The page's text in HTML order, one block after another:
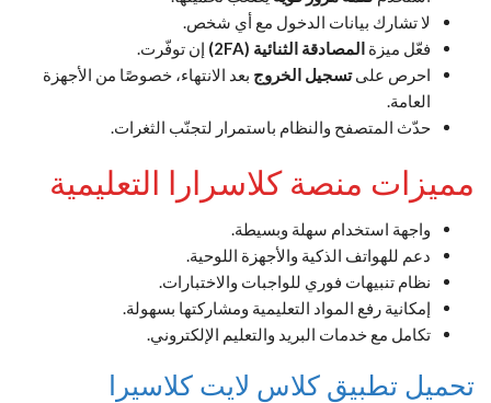
لا تشارك بيانات الدخول مع أي شخص.
فعّل ميزة المصادقة الثنائية (2FA)
إن توفّرت.
احرص علىتسجيل الخروج بعد الانتهاء، خصوصًا من الأجهزة
العامة.
حدّث المتصفح والنظام باستمرار لتجنّب الثغرات.
مميزات منصة كلاسرارا التعليمية
واجهة استخدام سهلة وبسيطة.
دعم للهواتف الذكية والأجهزة اللوحية.
نظام تنبيهات فوري للواجبات والاختبارات.
إمكانية رفع المواد التعليمية ومشاركتها بسهولة.
تكامل مع خدمات البريد والتعليم الإلكتروني.
تحميل تطبيق كلاس لايت كلاسيرا